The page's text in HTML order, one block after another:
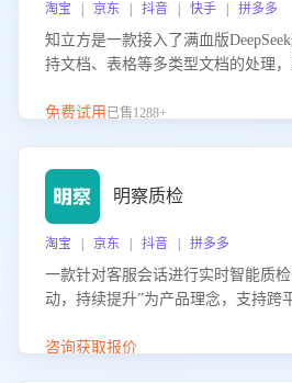
淘宝 | 京东 | 抖音 | 快手 | 拼多多
知立方是一款接入了满血版
持文档、表格等多类型文档的处理
识支持，帮助用户高效管理和利用知
免费试用 已售1288+
明察质检
淘宝 | 京东 | 抖音 | 拼多多
一款针对客服会话进行实时智能质
动，持续提升”为产品理念，支持跨
升客服团队的销服能力。
咨询获取报价